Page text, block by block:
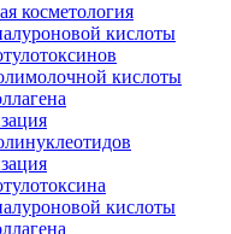
косметология
кислоты
кислоты
кислоты